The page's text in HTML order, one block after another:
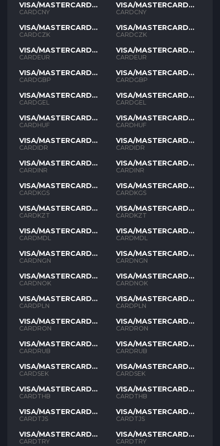
VISA/MASTERCARD
CNY
CARDCNY
VISA/MASTERCARD
CZK
CARDCZK
VISA/MASTERCARD
EUR
CARDEUR
VISA/MASTERCARD
GBP
CARDGBP
VISA/MASTERCARD
GEL
CARDGEL
VISA/MASTERCARD
HUF
CARDHUF
VISA/MASTERCARD
IDR
CARDIDR
VISA/MASTERCARD
INR
CARDINR
VISA/MASTERCARD
KGS
CARDKGS
VISA/MASTERCARD
KZT
CARDKZT
VISA/MASTERCARD
MDL
CARDMDL
VISA/MASTERCARD
NGN
CARDNGN
VISA/MASTERCARD
NOK
CARDNOK
VISA/MASTERCARD
PLN
CARDPLN
VISA/MASTERCARD
RON
CARDRON
VISA/MASTERCARD
RUB
CARDRUB
VISA/MASTERCARD
SEK
CARDSEK
VISA/MASTERCARD
THB
CARDTHB
VISA/MASTERCARD
TJS
CARDTJS
VISA/MASTERCARD
TYR
CARDTRY
VISA/MASTERCARD
CNY
CARDCNY
VISA/MASTERCARD
CZK
CARDCZK
VISA/MASTERCARD
EUR
CARDEUR
VISA/MASTERCARD
GBP
CARDGBP
VISA/MASTERCARD
GEL
CARDGEL
VISA/MASTERCARD
HUF
CARDHUF
VISA/MASTERCARD
IDR
CARDIDR
VISA/MASTERCARD
INR
CARDINR
VISA/MASTERCARD
KGS
CARDKGS
VISA/MASTERCARD
KZT
CARDKZT
VISA/MASTERCARD
MDL
CARDMDL
VISA/MASTERCARD
NGN
CARDNGN
VISA/MASTERCARD
NOK
CARDNOK
VISA/MASTERCARD
PLN
CARDPLN
VISA/MASTERCARD
RON
CARDRON
VISA/MASTERCARD
RUB
CARDRUB
VISA/MASTERCARD
SEK
CARDSEK
VISA/MASTERCARD
THB
CARDTHB
VISA/MASTERCARD
TJS
CARDTJS
VISA/MASTERCARD
TYR
CARDTRY